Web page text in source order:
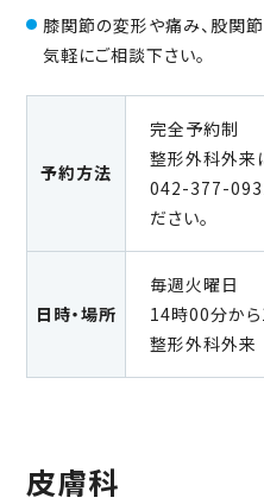
膝関節の変形や痛み、股関
気軽にご相談下さい。
予約方法
完全予約制
整形外科外来
042-377-0931
ださい。
日時・場所
毎週火曜日
14時00分か
整形外科外来
皮膚科